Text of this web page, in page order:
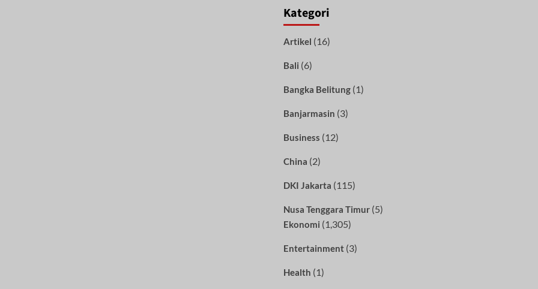
Kategori
Artikel (16)
Bali (6)
Bangka Belitung(1)
Banjarmasin (3)
Business (12)
China (2)
DKI Jakarta (115)
Nusa Tenggara Timur(5)
Ekonomi (1,305)
Entertainment(3)
Health (1)